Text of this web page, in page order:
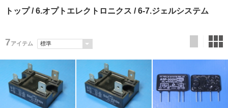
トップ/6.オプトエレクトロニクス / 6-7.ジェルシステム
7アイテム